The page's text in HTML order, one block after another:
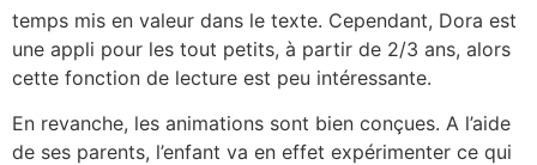
temps mis en valeur dans le texte. Cependant, Dora est
une appli pour les tout petits, à partir de 2/3 ans, alors
cette fonction de lecture est peu intéressante.
En revanche, les animations sont bien conçues. A l’aide
de ses parents, l’enfant va en effet expérimenter ce qui